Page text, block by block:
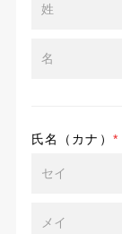
氏名（カナ） *